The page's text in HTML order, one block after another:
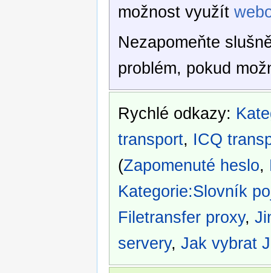
možnost využít
Nezapomeňte
problém, pokud
Rychlé odkazy:
transport, ICQ
(Zapomenuté heslo,
Kategorie:Slovník
Filetransfer proxy,
servery, Jak vybrat